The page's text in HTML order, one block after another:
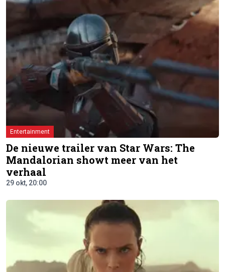
Entertainment
De nieuwe trailer van Star Wars: The
Mandalorian showt meer van het
verhaal
29 okt, 20:00